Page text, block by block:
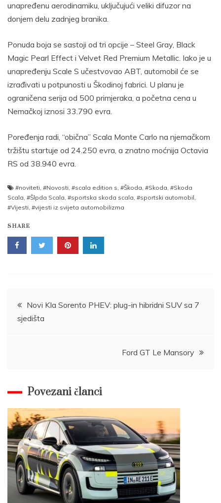
unapređenu aerodinamiku, uključujući veliki difuzor na
donjem delu zadnjeg branika.
Ponuda boja se sastoji od tri opcije – Steel Gray, Black
Magic Pearl Effect i Velvet Red Premium Metallic. Iako je u
unapređenju Scale S učestvovao ABT, automobil će se
izrađivati u potpunosti u Škodinoj fabrici. U planu je
ograničena serija od 500 primjeraka, a početna cena u
Nemačkoj iznosi 33.790 evra.
Poređenja radi, “obična” Scala Monte Carlo na njemačkom
tržištu startuje od 24.250 evra, a znatno moćnija Octavia
RS od 38.940 evra.
#noviteti #Novosti #scala edition s #Škoda #Skoda #Skoda
Scala #Šlpda Scala #sportska skoda scala #sportski automobil
#Vijesti #vijesti iz svijeta automobilizma
SHARE
Post
navigation
Novi KIa Sorento PHEV: plug-in hibridni SUV sa 7
sjedišta
Ford GT Le Mansory
Povezani članci